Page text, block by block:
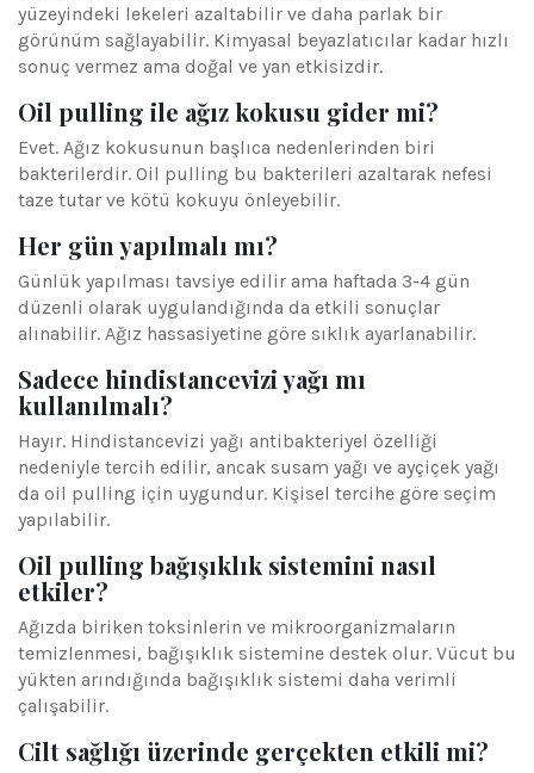
yüzeyindeki lekeleri azaltabilir ve daha parlak bir
görünüm sağlayabilir. Kimyasal beyazlatıcılar kadar hızlı
sonuç vermez ama doğal ve yan etkisizdir.
Oil pulling ile ağız kokusu gider mi?
Evet. Ağız kokusunun başlıca nedenlerinden biri
bakterilerdir. Oil pulling bu bakterileri azaltarak nefesi
taze tutar ve kötü kokuyu önleyebilir.
Her gün yapılmalı mı?
Günlük yapılması tavsiye edilir ama haftada 3-4 gün
düzenli olarak uygulandığında da etkili sonuçlar
alınabilir. Ağız hassasiyetine göre sıklık ayarlanabilir.
Sadece hindistancevizi yağı mı
kullanılmalı?
Hayır. Hindistancevizi yağı antibakteriyel özelliği
nedeniyle tercih edilir, ancak susam yağı ve ayçiçek yağı
da oil pulling için uygundur. Kişisel tercihe göre seçim
yapılabilir.
Oil pulling bağışıklık sistemini nasıl
etkiler?
Ağızda biriken toksinlerin ve mikroorganizmaların
temizlenmesi, bağışıklık sistemine destek olur. Vücut bu
yükten arındığında bağışıklık sistemi daha verimli
çalışabilir.
Cilt sağlığı üzerinde gerçekten etkili mi?